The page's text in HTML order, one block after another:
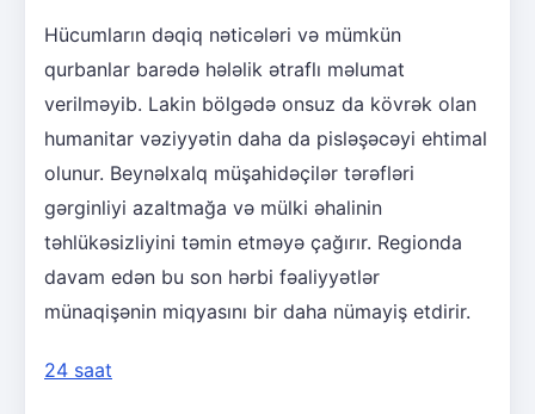
Hücumların dəqiq nəticələri və mümkün
qurbanlar barədə hələlik ətraflı məlumat
verilməyib. Lakin bölgədə onsuz da kövrək olan
humanitar vəziyyətin daha da pisləşəcəyi ehtimal
olunur. Beynəlxalq müşahidəçilər tərəfləri
gərginliyi azaltmağa və mülki əhalinin
təhlükəsizliyini təmin etməyə çağırır. Regionda
davam edən bu son hərbi fəaliyyətlər
münaqişənin miqyasını bir daha nümayiş etdirir.
24 saat